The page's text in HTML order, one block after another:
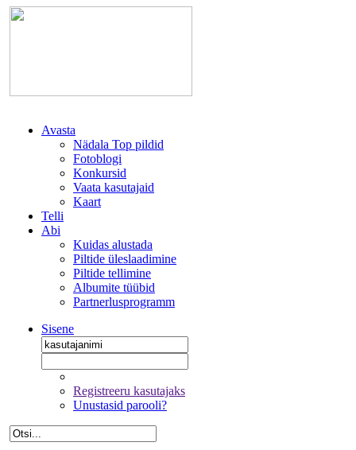
Avasta
Nädala Top pildid
Fotoblogi
Konkursid
Vaata kasutajaid
Kaart
Telli
Abi
Kuidas alustada
Piltide üleslaadimine
Piltide tellimine
Albumite tüübid
Partnerlusprogramm
Sisene
Registreeru kasutajaks
Unustasid parooli?